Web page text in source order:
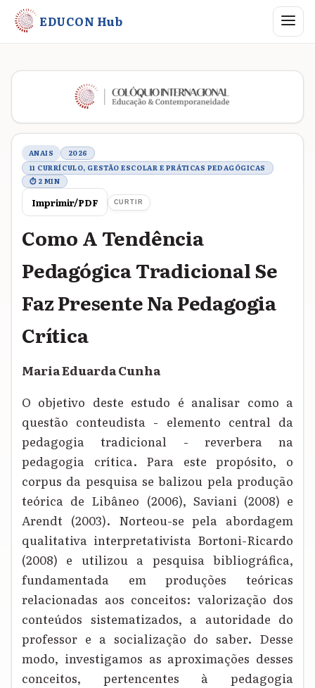
EDUCON Hub Abrir
Metadados do trabalho
ANAIS
2026
11 CURRÍCULO, GESTÃO ESCOLAR E PRÁTICAS PEDAGÓGICAS
⏱ 2 MIN
Imprimir/PDF CURTIR
Como A Tendência
Pedagógica Tradicional Se
Faz Presente Na Pedagogia
Crítica
Maria Eduarda Cunha
O objetivo deste estudo é analisar como a
questão conteudista - elemento central da
pedagogia tradicional - reverbera na
pedagogia crítica. Para este propósito, o
corpus da pesquisa se balizou pela produção
teórica de Libâneo (2006), Saviani (2008) e
Arendt (2003). Norteou-se pela abordagem
qualitativa interpretativista Bortoni-Ricardo
(2008) e utilizou a pesquisa bibliográfica,
fundamentada em produções teóricas
relacionadas aos conceitos: valorização dos
conteúdos sistematizados, a autoridade do
professor e a socialização do saber. Desse
modo, investigamos as aproximações desses
conceitos, pertencentes à pedagogia